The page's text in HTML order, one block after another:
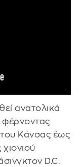
ανατολικά
φέρνοντας
του Κάνσας έως
D.C.